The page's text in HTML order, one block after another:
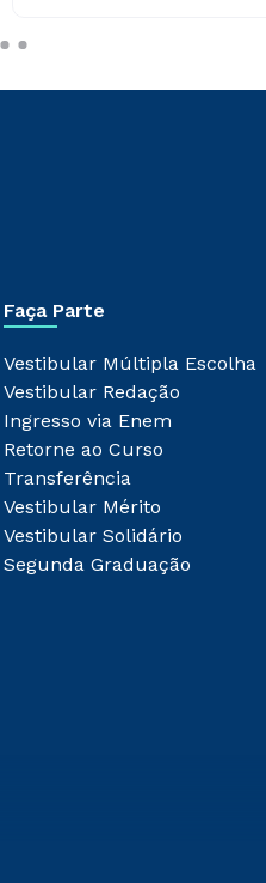
Faça Parte
Vestibular Múltipla Escolha
Vestibular Redação
Ingresso via Enem
Retorne ao Curso
Transferência
Vestibular Mérito
Vestibular Solidário
Segunda Graduação